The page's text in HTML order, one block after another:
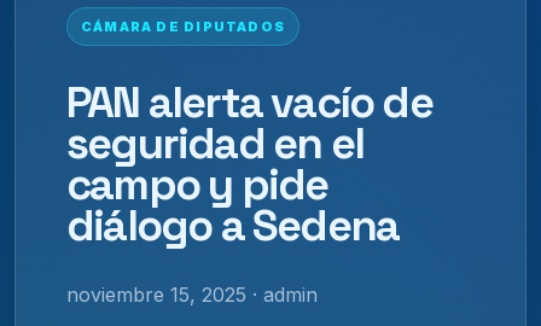
CÁMARA DE DIPUTADOS
PAN alerta vacío de
seguridad en el
campo y pide
diálogo a Sedena
noviembre 15, 2025 · admin